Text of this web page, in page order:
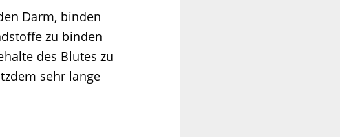
Darm, binden
zu binden
des Blutes zu
sehr lange